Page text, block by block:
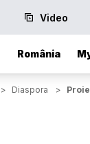
Video
România
> Diaspora >